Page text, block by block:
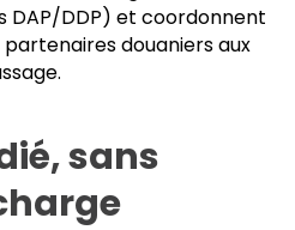
l'espace Schengen et de
et import est requis.
du dossier
douaniers aux